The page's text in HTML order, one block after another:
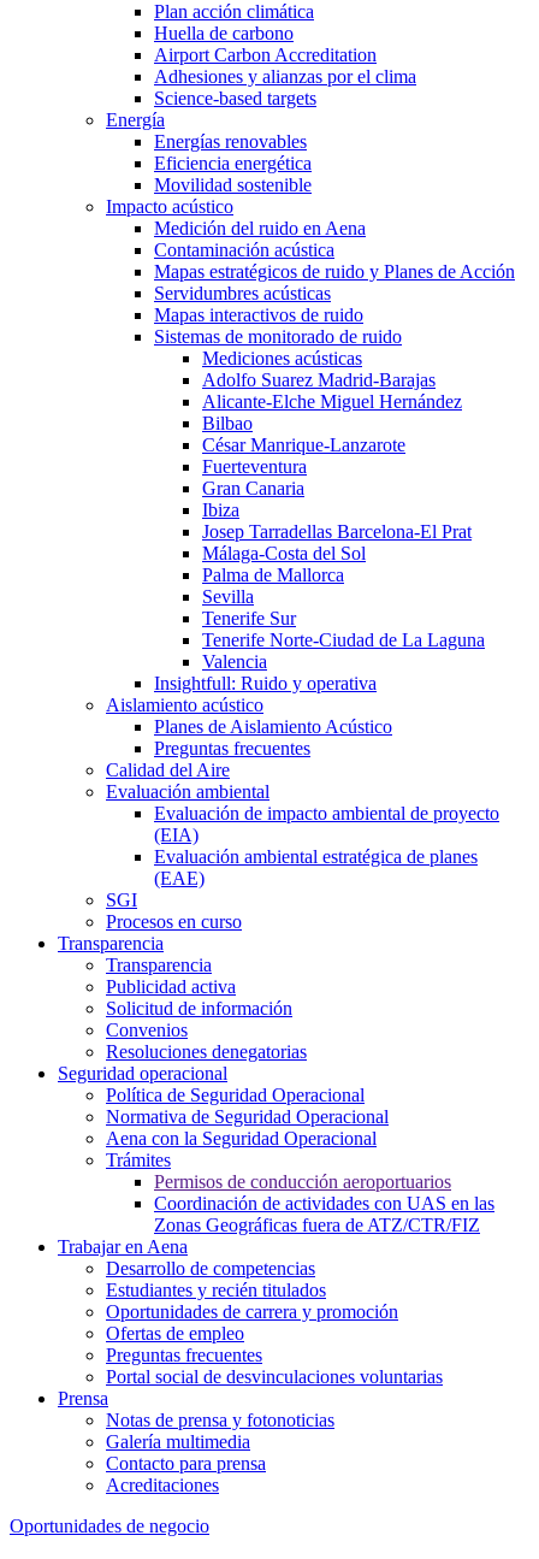
Plan acción climática
Huella de carbono
Airport Carbon Accreditation
Adhesiones y alianzas por el clima
Science-based targets
Energía
Energías renovables
Eficiencia energética
Movilidad sostenible
Impacto acústico
Medición del ruido en Aena
Contaminación acústica
Mapas estratégicos de ruido y Planes de Acción
Servidumbres acústicas
Mapas interactivos de ruido
Sistemas de monitorado de ruido
Mediciones acústicas
Adolfo Suarez Madrid-Barajas
Alicante-Elche Miguel Hernández
Bilbao
César Manrique-Lanzarote
Fuerteventura
Gran Canaria
Ibiza
Josep Tarradellas Barcelona-El Prat
Málaga-Costa del Sol
Palma de Mallorca
Sevilla
Tenerife Sur
Tenerife Norte-Ciudad de La Laguna
Valencia
Insightfull: Ruido y operativa
Aislamiento acústico
Planes de Aislamiento Acústico
Preguntas frecuentes
Calidad del Aire
Evaluación ambiental
Evaluación de impacto ambiental de proyecto
(EIA)
Evaluación ambiental estratégica de planes
(EAE)
SGI
Procesos en curso
Transparencia
Transparencia
Publicidad activa
Solicitud de información
Convenios
Resoluciones denegatorias
Seguridad operacional
Política de Seguridad Operacional
Normativa de Seguridad Operacional
Aena con la Seguridad Operacional
Trámites
Permisos de conducción aeroportuarios
Coordinación de actividades con UAS en las
Zonas Geográficas fuera de ATZ/CTR/FIZ
Trabajar en Aena
Desarrollo de competencias
Estudiantes y recién titulados
Oportunidades de carrera y promoción
Ofertas de empleo
Preguntas frecuentes
Portal social de desvinculaciones voluntarias
Prensa
Notas de prensa y fotonoticias
Galería multimedia
Contacto para prensa
Acreditaciones
Oportunidades de negocio